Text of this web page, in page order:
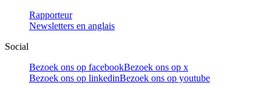
Rapporteur
Newsletters en anglais
Social
Bezoek ons op facebookBezoek ons op x
Bezoek ons op linkedinBezoek ons op youtube